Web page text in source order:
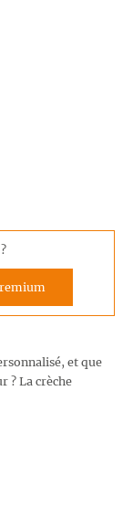
et que
? La crèche